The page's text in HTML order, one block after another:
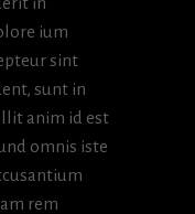
ium
sint
sunt in
anim id est
omnis iste
rem